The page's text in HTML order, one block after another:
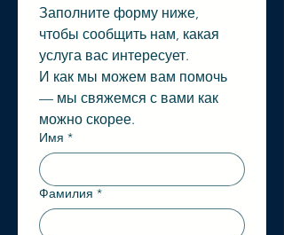
Заполните форму ниже,
чтобы сообщить нам, какая
услуга вас интересует.
И как мы можем вам помочь
— мы свяжемся с вами как
можно скорее.
Имя *
Фамилия *